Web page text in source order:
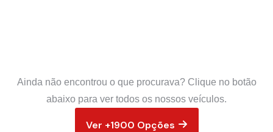
Ainda não encontrou o que procurava? Clique no botão
abaixo para ver todos os nossos veículos.
Ver +1900 Opções